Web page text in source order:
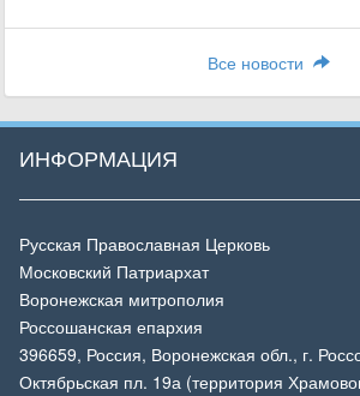
Все новости
ИНФОРМАЦИЯ
Русская Православная Церковь
Московский Патриархат
Воронежская митрополия
Россошанская епархия
396659, Россия, Воронежская обл., г.
Октябрьская пл. 19а (территория